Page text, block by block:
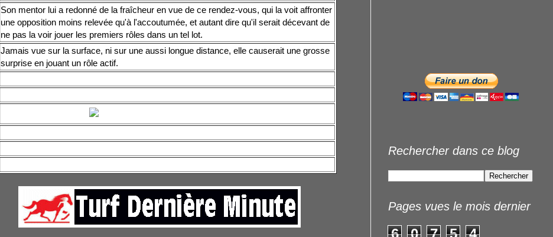
Son mentor lui a redonné de la fraîcheur en vue de ce rendez-vous, qui la voit affronter
une opposition moins relevée qu'à l'accoutumée, et autant dire qu'il serait décevant de
ne pas la voir jouer les premiers rôles dans un tel lot.
Jamais vue sur la surface, ni sur une aussi longue distance, elle causerait une grosse
surprise en jouant un rôle actif.
Rechercher dans ce blog
Pages vues le mois dernier
6 0 7 5 4